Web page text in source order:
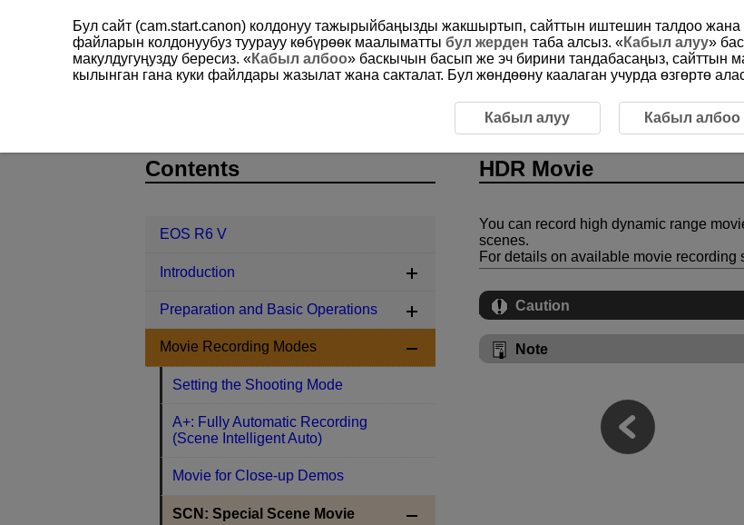
EOS R6 V Movie Recording Modes SCN: Special Scene Movie HDR Movie
HDR Movie
You can record high dynamic range
scenes.
For details on available movie recording
Caution
Note
Contents
EOS R6 V
Introduction
Preparation and Basic Operations
Movie Recording Modes
Setting the Shooting Mode
A+: Fully Automatic Recording
(Scene Intelligent Auto)
Movie for Close-up Demos
SCN: Special Scene Movie
Бул сайт (cam.start.canon) колдонуу тажырыйбаңызды жакшыртып, сайттын иштешин талдоо жана
файларын колдонуубуз туурауу көбүрөөк маалыматты бул жерден таба алсыз. «Кабыл алуу»
макулдугуңузду бересиз. «Кабыл албоо» баскычын басып же эч бирини тандабасаңыз, сайттын
кылынган гана куки файлдары жазылат жана сакталат. Бул жөндөөну каалаган учурда өзгөртө
Кабыл алуу Кабыл албоо